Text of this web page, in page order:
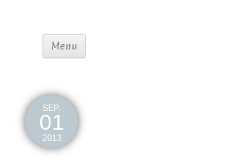
Menu
SEP.
01
2013